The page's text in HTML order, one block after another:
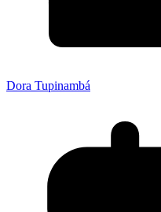
Dora Tupinambá